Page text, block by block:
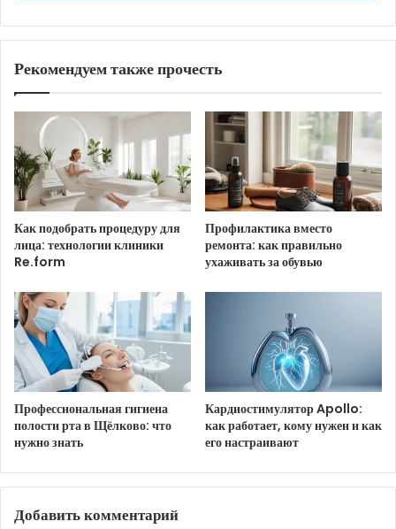
HTML-код для вставки на сайт и блог:
BB-код для вставки на форум:
Ссылка на изображение:
Добрый вечер 21 июня!
HTML-код для вставки на сайт и блог:
BB-код для вставки на форум:
Ссылка на изображение:
Рекомендуем также прочесть
Как подобрать процедуру для
лица: технологии клиники
Re.form
Профилактика вместо
ремонта: как правильно
ухаживать за обувью
Профессиональная гигиена
полости рта в Щёлково: что
нужно знать
Кардиостимулятор Apollo:
как работает, кому нужен и как
его настраивают
Добавить комментарий